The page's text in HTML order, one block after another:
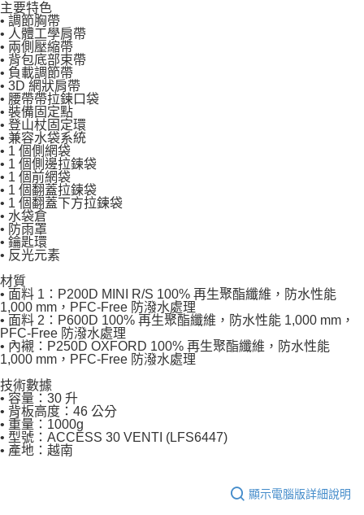
主要特色
• 調節胸帶
• 人體工學肩帶
• 兩側壓縮帶
• 背包底部束帶
• 負載調節帶
• 3D 網狀肩帶
• 腰帶帶拉鍊口袋
• 裝備固定點
• 登山杖固定環
• 兼容水袋系統
• 1 個側網袋
• 1 個側邊拉鍊袋
• 1 個前網袋
• 1 個翻蓋拉鍊袋
• 1 個翻蓋下方拉鍊袋
• 水袋倉
• 防雨罩
• 鑰匙環
• 反光元素
材質
• 面料 1：P200D MINI R/S 100% 再生聚酯纖維，防水性能
1,000 mm，PFC-Free 防潑水處理
• 面料 2：P600D 100% 再生聚酯纖維，防水性能 1,000 mm，
PFC-Free 防潑水處理
• 內襯：P250D OXFORD 100% 再生聚酯纖維，防水性能
1,000 mm，PFC-Free 防潑水處理
技術數據
• 容量：30 升
• 背板高度：46 公分
• 重量：1000g
• 型號：ACCESS 30 VENTI (LFS6447)
• 產地：越南
顯示電腦版詳細說明